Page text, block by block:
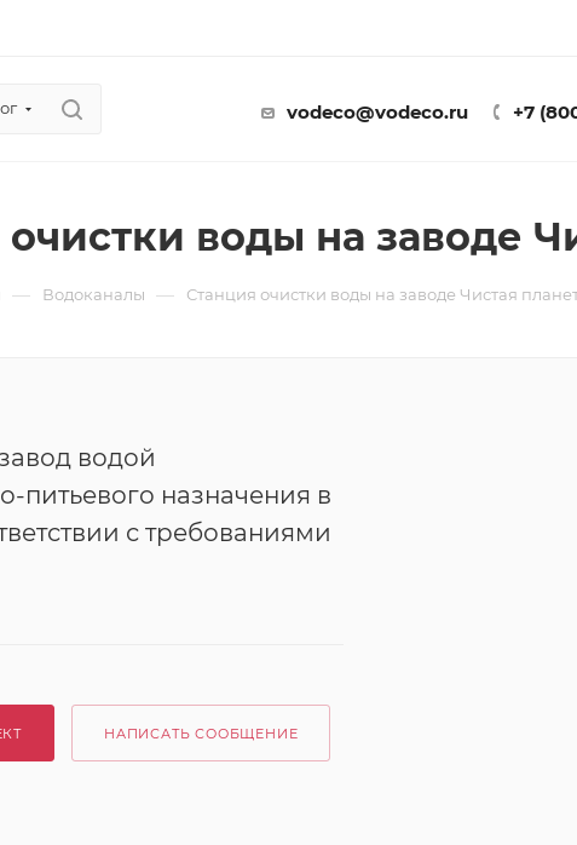
vodeco@vodeco.ru +7
воды на заводе
— Водоканалы — Станция очистки воды на заводе Чистая
водой
питьевого назначения в
с требованиями
НАПИСАТЬ СООБЩЕНИЕ